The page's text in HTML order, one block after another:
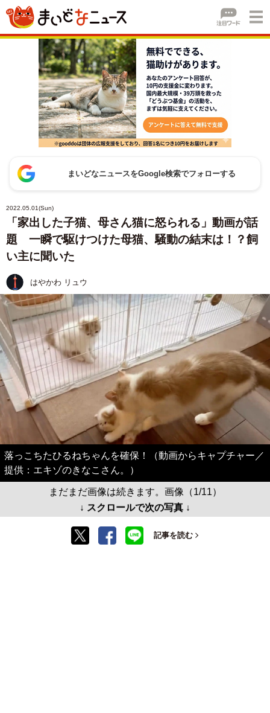
まいどなニュースをGoogle検索でフォローする
2022.05.01(Sun)
「家出した子猫、母さん猫に怒られる」動画が話
題 一瞬で駆けつけた母猫、騒動の結末は！？飼
い主に聞いた
はやかわ リュウ
落っこちたひるねちゃんを確保！（動画からキャプチャー／
提供：エキゾのきなこさん。）
まだまだ画像は続きます。画像（1/11）
↓ スクロールで次の写真 ↓
記事を読む